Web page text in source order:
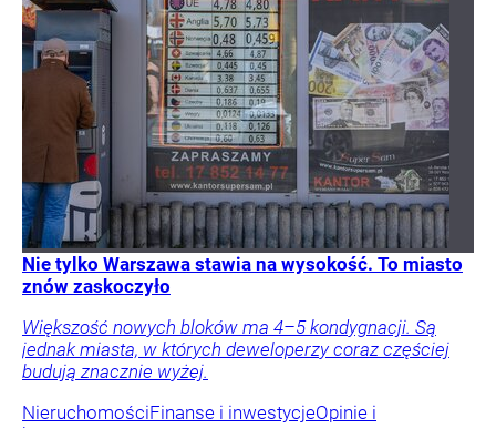
Nie tylko Warszawa stawia na wysokość. To miasto
znów zaskoczyło
Większość nowych bloków ma 4–5 kondygnacji. Są
jednak miasta, w których deweloperzy coraz częściej
budują znacznie wyżej.
NieruchomościFinanse i inwestycjeOpinie i